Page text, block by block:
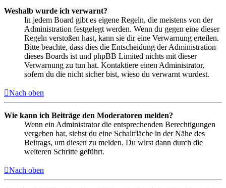
Weshalb wurde ich verwarnt?
In jedem Board gibt es eigene Regeln, die meistens von der
Administration festgelegt werden. Wenn du gegen eine dieser
Regeln verstoßen hast, kann sie dir eine Verwarnung erteilen.
Bitte beachte, dass dies die Entscheidung der Administration
dieses Boards ist und phpBB Limited nichts mit dieser
Verwarnung zu tun hat. Kontaktiere einen Administrator,
sofern du die nicht sicher bist, wieso du verwarnt wurdest.
Nach oben
Wie kann ich Beiträge den Moderatoren melden?
Wenn ein Administrator die entsprechenden Berechtigungen
vergeben hat, siehst du eine Schaltfläche in der Nähe des
Beitrags, um diesen zu melden. Du wirst dann durch die
weiteren Schritte geführt.
Nach oben